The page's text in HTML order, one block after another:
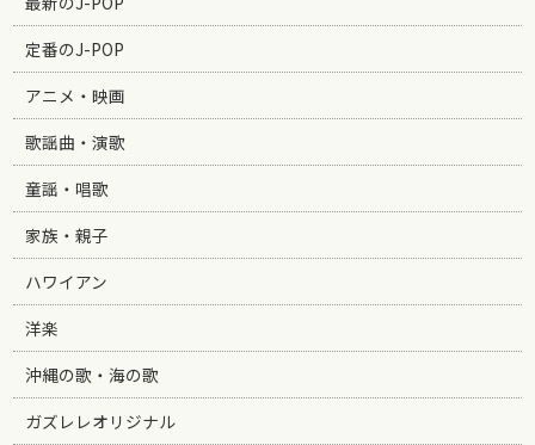
定番のJ-POP
アニメ・映画
歌謡曲・演歌
童謡・唱歌
家族・親子
ハワイアン
洋楽
沖縄の歌・海の歌
ガズレレオリジナル